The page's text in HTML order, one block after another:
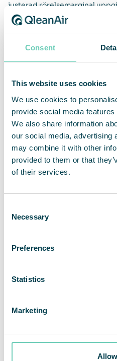
Consent
This website uses cookies
We use cookies to
provide social media
We also share information
our social media, advertising
may combine it with other
provided to them or that
of their services.
Selection
Necessary
Preferences
Statistics
Marketing
justerad rörelsemarginal
har sitt huvudkontor i Solna i
Nasdaq First North Premier
QAIR. FNCA Sweden är
Se mer information på
Inbjudan till presentation av